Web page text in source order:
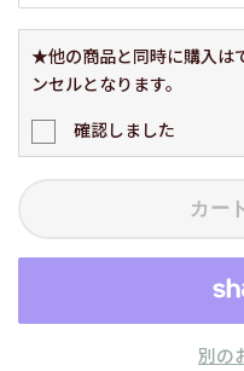
★他の商品と同時に購入は
ンセルとなります。
確認しました
カー
別の